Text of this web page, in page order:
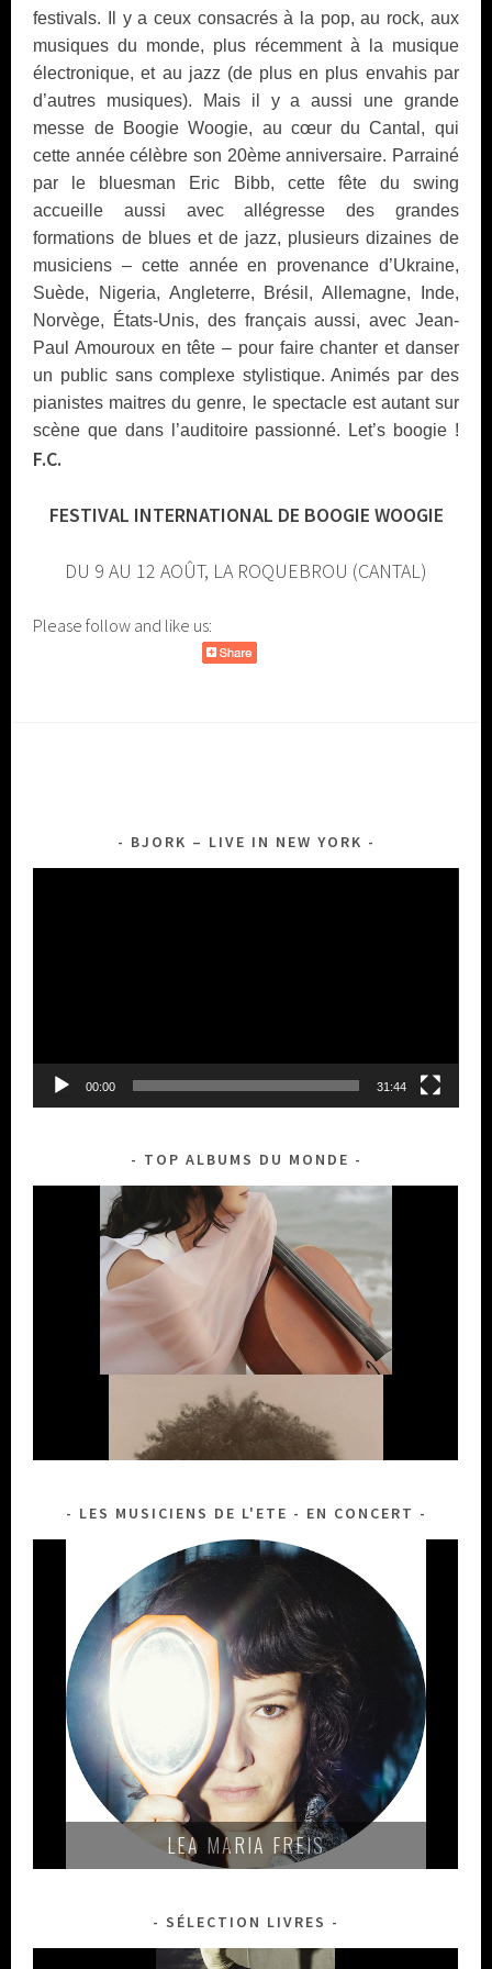
festivals. Il y a ceux consacrés à la pop, au rock, aux
musiques du monde, plus récemment à la musique
électronique, et au jazz (de plus en plus envahis par
d’autres musiques). Mais il y a aussi une grande
messe de Boogie Woogie, au cœur du Cantal, qui
cette année célèbre son 20ème anniversaire. Parrainé
par le bluesman Eric Bibb, cette fête du swing
accueille aussi avec allégresse des grandes
formations de blues et de jazz, plusieurs dizaines de
musiciens – cette année en provenance d’Ukraine,
Suède, Nigeria, Angleterre, Brésil, Allemagne, Inde,
Norvège, États-Unis, des français aussi, avec Jean-
Paul Amouroux en tête – pour faire chanter et danser
un public sans complexe stylistique. Animés par des
pianistes maitres du genre, le spectacle est autant sur
scène que dans l’auditoire passionné. Let’s boogie !
F.C.
FESTIVAL INTERNATIONAL DE BOOGIE WOOGIE
DU 9 AU 12 AOÛT, LA ROQUEBROU (CANTAL)
Please follow and like us:
BJORK – LIVE IN NEW YORK
00:00 31:44
TOP ALBUMS DU MONDE
LES MUSICIENS DE L'ETE - EN CONCERT
LEA MARIA FREIS
SÉLECTION LIVRES